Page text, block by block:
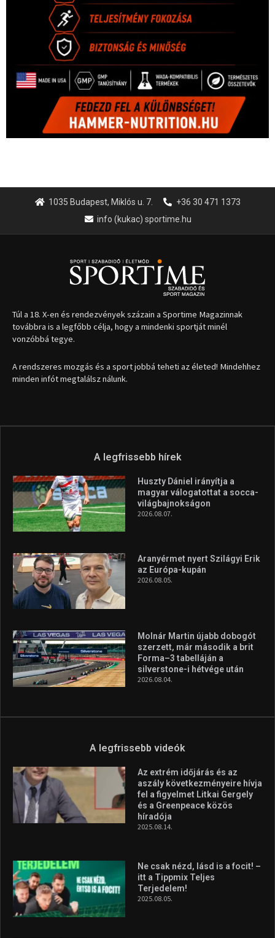
1035 Budapest, Miklós u. 7.
+36 30 471 1373
info (kukac) sportime.hu
Túl a 18. X-en és rendezvények százain a Sportime Magazinnak
továbbra is a legfőbb célja, hogy a mindenki sportját minél
vonzóbbá tegye.
A rendszeres mozgás és a sport jobbá teheti az életed! Mindehhez
minden infót megtalálsz nálunk.
A legfrissebb hírek
Huszty Dániel irányítja a
magyar válogatottat a socca-
világbajnokságon
2026.08.07.
Aranyérmet nyert Szilágyi Erik
az Európa-kupán
2026.08.05.
Molnár Martin újabb dobogót
szerzett, már második a brit
Forma–3 tabelláján a
silverstone-i hétvége után
2026.08.04.
A legfrissebb videók
Az extrém időjárás és az
aszály következményeire hívja
fel a figyelmet Litkai Gergely
és a Greenpeace közös
híradója
2025.08.14.
Ne csak nézd, lásd is a focit! –
itt a Tippmix Teljes
Terjedelem!
2025.08.05.